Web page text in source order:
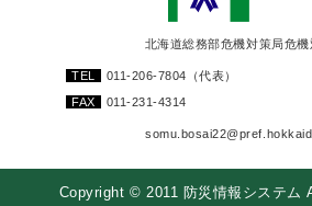
北海道総務部危機対策局危機
TEL 011-206-7804 （代表）
FAX
011-231-4314
Copyright © 2011 防災情報システム